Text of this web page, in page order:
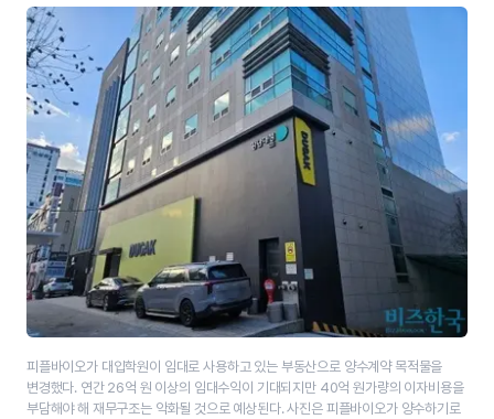
피플바이오가 대입학원이 임대로 사용하고 있는 부동산으로 양수계약 목적물을
변경했다. 연간 26억 원 이상의 임대수익이 기대되지만 40억 원가량의 이자비용을
부담해야 해 재무구조는 악화될 것으로 예상된다. 사진은 피플바이오가 양수하기로